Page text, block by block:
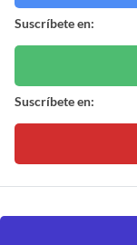
Suscríbete en:
Suscríbete en: